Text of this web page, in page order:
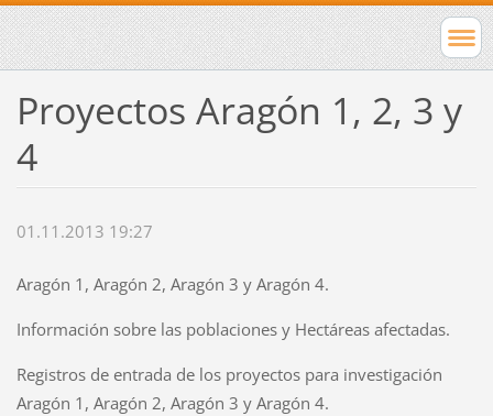
Proyectos Aragón 1, 2, 3 y
4
01.11.2013 19:27
Aragón 1, Aragón 2, Aragón 3 y Aragón 4.
Información sobre las poblaciones y Hectáreas afectadas.
Registros de entrada de los proyectos para investigación
Aragón 1, Aragón 2, Aragón 3 y Aragón 4.